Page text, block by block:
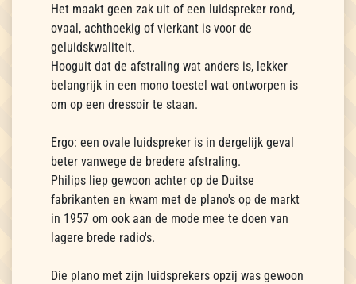
Het maakt geen zak uit of een luidspreker rond,
ovaal, achthoekig of vierkant is voor de
geluidskwaliteit.
Hooguit dat de afstraling wat anders is, lekker
belangrijk in een mono toestel wat ontworpen is
om op een dressoir te staan.
Ergo: een ovale luidspreker is in dergelijk geval
beter vanwege de bredere afstraling.
Philips liep gewoon achter op de Duitse
fabrikanten en kwam met de plano's op de markt
in 1957 om ook aan de mode mee te doen van
lagere brede radio's.
Die plano met zijn luidsprekers opzij was gewoon